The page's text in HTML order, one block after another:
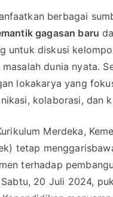
berbagai
gagasan baru
untuk diskusi
dunia nyata.
lokakarya yang
kolaborasi, dan
Merdeka,
tetap
terhadap
20 Juli 2024,